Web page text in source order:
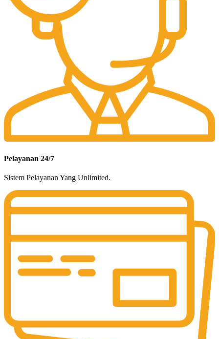
Pelayanan 24/7
Sistem Pelayanan Yang Unlimited.